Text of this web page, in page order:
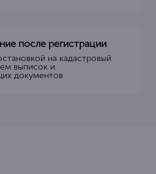
после регистрации
на кадастровый
выписок и
документов